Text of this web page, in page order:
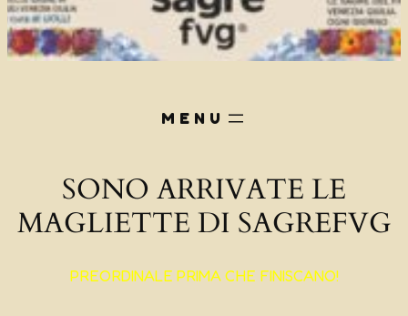
SONO ARRIVATE LE
MAGLIETTE DI SAGREFVG
PREORDINALE PRIMA CHE FINISCANO!